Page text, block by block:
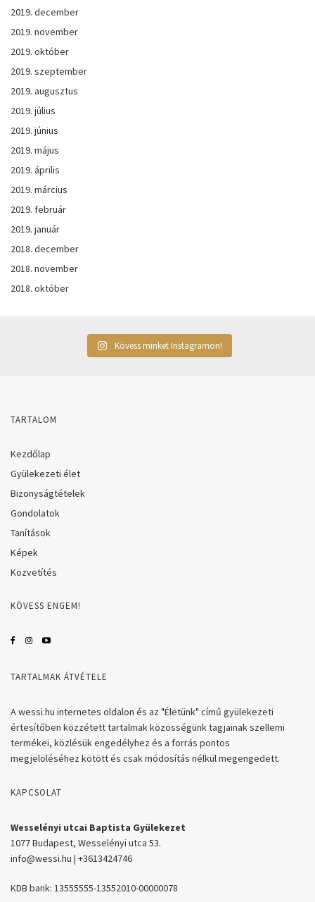
2019. december
2019. november
2019. október
2019. szeptember
2019. augusztus
2019. július
2019. június
2019. május
2019. április
2019. március
2019. február
2019. január
2018. december
2018. november
2018. október
Kövess minket Instagramon!
TARTALOM
Kezdőlap
Gyülekezeti élet
Bizonyságtételek
Gondolatok
Tanítások
Képek
Közvetítés
KÖVESS ENGEM!
TARTALMAK ÁTVÉTELE
A wessi.hu internetes oldalon és az "Életünk" című gyülekezeti
értesítőben közzétett tartalmak közösségünk tagjainak szellemi
termékei, közlésük engedélyhez és a forrás pontos
megjelöléséhez kötött és csak módosítás nélkül megengedett.
KAPCSOLAT
Wesselényi utcai Baptista Gyülekezet
1077 Budapest, Wesselényi utca 53.
info@wessi.hu | +3613424746
KDB bank: 13555555-13552010-00000078